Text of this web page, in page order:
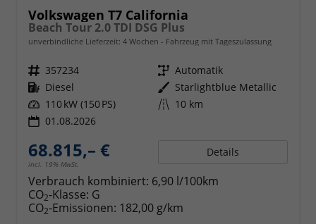
Volkswagen T7 California
Beach Tour 2.0 TDI DSG Plus
unverbindliche Lieferzeit: 4 Wochen Fahrzeug mit Tageszulassung
Fahrzeugnr. 357234 Getriebe Automatik
Kraftstoff Diesel Außenfarbe Starlightblue Metallic
Leistung 110 kW (150 PS) Kilometerstand 10 km
01.08.2026
68.815,– €
incl. 19% MwSt.
Details
Verbrauch kombiniert: 6,90 l/100km
CO2-Klasse: G
CO2-Emissionen: 182,00 g/km